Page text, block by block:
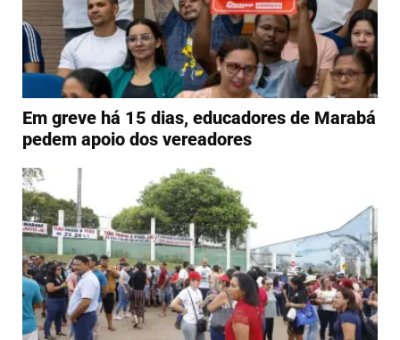
Em greve há 15 dias, educadores de Marabá
pedem apoio dos vereadores